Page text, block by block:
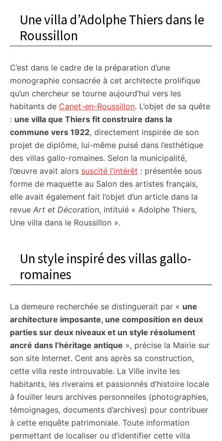
Une villa d’Adolphe Thiers dans le
Roussillon
C’est dans le cadre de la préparation d’une
monographie consacrée à cet architecte prolifique
qu’un chercheur se tourne aujourd’hui vers les
habitants de Canet-en-Roussillon. L’objet de sa quête
: une villa que Thiers fit construire dans la
commune vers 1922, directement inspirée de son
projet de diplôme, lui-même puisé dans l’esthétique
des villas gallo-romaines. Selon la municipalité,
l’œuvre avait alors suscité l’intérêt : présentée sous
forme de maquette au Salon des artistes français,
elle avait également fait l’objet d’un article dans la
revue Art et Décoration, intitulé « Adolphe Thiers,
Une villa dans le Roussillon ».
Un style inspiré des villas gallo-
romaines
La demeure recherchée se distinguerait par « une
architecture imposante, une composition en deux
parties sur deux niveaux et un style résolument
ancré dans l’héritage antique », précise la Mairie sur
son site Internet. Cent ans après sa construction,
cette villa reste introuvable. La Ville invite les
habitants, les riverains et passionnés d’histoire locale
à fouiller leurs archives personnelles (photographies,
témoignages, documents d’archives) pour contribuer
à cette enquête patrimoniale. Toute information
permettant de localiser ou d’identifier cette villa